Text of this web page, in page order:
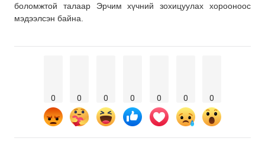
боломжтой талаар Эрчим хүчний зохицуулах хорооноос
мэдээлсэн байна.
0 0 0 0 0 0 0